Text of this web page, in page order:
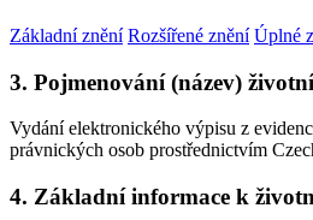
Základní znění Rozšířené znění Úplné
3. Pojmenování (název)
Vydání elektronického výpisu z
právnických osob prostřednictvím
4. Základní informace k